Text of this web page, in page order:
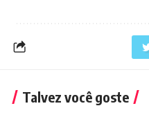
Talvez você goste